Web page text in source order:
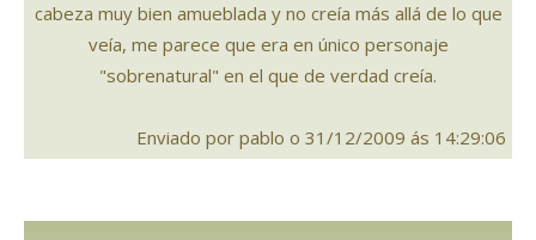
cabeza muy bien amueblada y no creía más allá de lo que
veía, me parece que era en único personaje
"sobrenatural" en el que de verdad creía.
Enviado por pablo o 31/12/2009 ás 14:29:06